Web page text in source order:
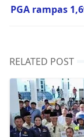
PGA rampas
RELATED POST